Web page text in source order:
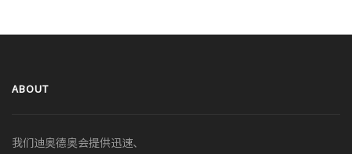
ABOUT
我们迪奥德奥会提供迅速、